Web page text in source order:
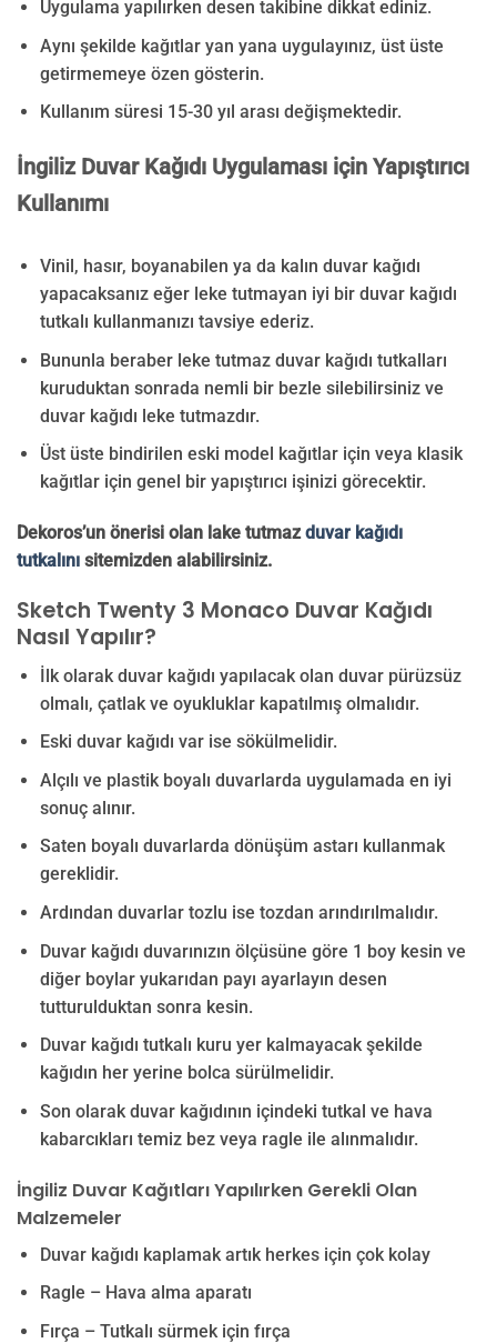
Uygulama yapılırken desen takibine dikkat ediniz.
Aynı şekilde kağıtlar yan yana uygulayınız, üst üste
getirmemeye özen gösterin.
Kullanım süresi 15-30 yıl arası değişmektedir.
İngiliz Duvar Kağıdı Uygulaması için Yapıştırıcı
Kullanımı
Vinil, hasır, boyanabilen ya da kalın duvar kağıdı
yapacaksanız eğer leke tutmayan iyi bir duvar kağıdı
tutkalı kullanmanızı tavsiye ederiz.
Bununla beraber leke tutmaz duvar kağıdı tutkalları
kuruduktan sonrada nemli bir bezle silebilirsiniz ve
duvar kağıdı leke tutmazdır.
Üst üste bindirilen eski model kağıtlar için veya klasik
kağıtlar için genel bir yapıştırıcı işinizi görecektir.
Dekoros’un önerisi olan lake tutmazduvar kağıdı
tutkalını sitemizden alabilirsiniz.
Sketch Twenty 3 Monaco Duvar Kağıdı
Nasıl Yapılır?
İlk olarak duvar kağıdı yapılacak olan duvar pürüzsüz
olmalı, çatlak ve oyukluklar kapatılmış olmalıdır.
Eski duvar kağıdı var ise sökülmelidir.
Alçılı ve plastik boyalı duvarlarda uygulamada en iyi
sonuç alınır.
Saten boyalı duvarlarda dönüşüm astarı kullanmak
gereklidir.
Ardından duvarlar tozlu ise tozdan arındırılmalıdır.
Duvar kağıdı duvarınızın ölçüsüne göre 1 boy kesin ve
diğer boylar yukarıdan payı ayarlayın desen
tutturulduktan sonra kesin.
Duvar kağıdı tutkalı kuru yer kalmayacak şekilde
kağıdın her yerine bolca sürülmelidir.
Son olarak duvar kağıdının içindeki tutkal ve hava
kabarcıkları temiz bez veya ragle ile alınmalıdır.
İngiliz Duvar Kağıtları Yapılırken Gerekli Olan
Malzemeler
Duvar kağıdı kaplamak artık herkes için çok kolay
Ragle – Hava alma aparatı
Fırça – Tutkalı sürmek için fırça